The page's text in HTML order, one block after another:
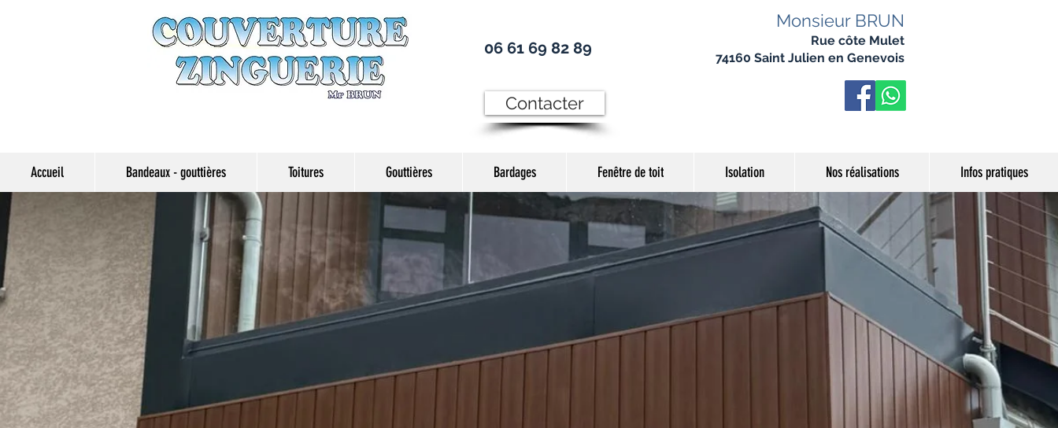
06 61 69 82 89
Contacter
Monsieur BRUN
Rue côte Mulet
74160 Saint Julien en Genevois
Accueil Bandeaux - gouttières Toitures Gouttières Bardages Fenêtre de toit Isolation Nos réalisations Infos pratiques